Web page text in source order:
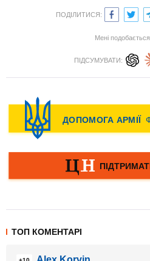
ПОДІЛИТИСЯ:
Мені подобається
ПІДСУМУВАТИ:
ТОП КОМЕНТАРІ